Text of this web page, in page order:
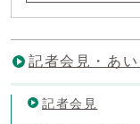
記者会見・あ
記者会見